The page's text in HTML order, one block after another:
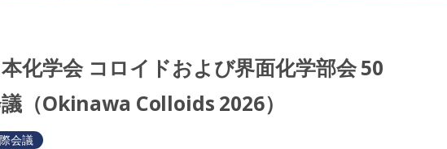
化学会 コロイドおよび界面化学部会50
（Okinawa Colloids 2026）
会議